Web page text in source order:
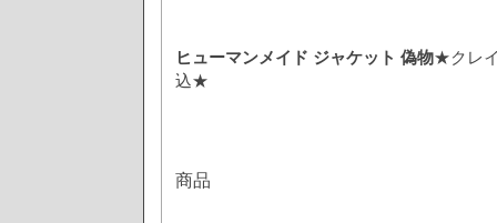
ヒューマンメイド ジャケット 偽物★クレ
込★
商品